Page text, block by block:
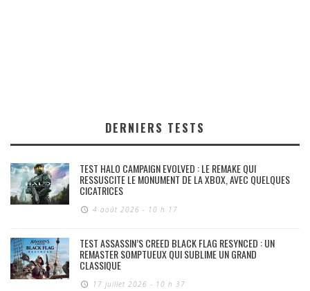
DERNIERS TESTS
TEST HALO CAMPAIGN EVOLVED : LE REMAKE QUI
RESSUSCITE LE MONUMENT DE LA XBOX, AVEC QUELQUES
CICATRICES
4 août 2026 - 10 h 17
TEST ASSASSIN’S CREED BLACK FLAG RESYNCED : UN
REMASTER SOMPTUEUX QUI SUBLIME UN GRAND
CLASSIQUE
17 juillet 2026 - 10 h 37